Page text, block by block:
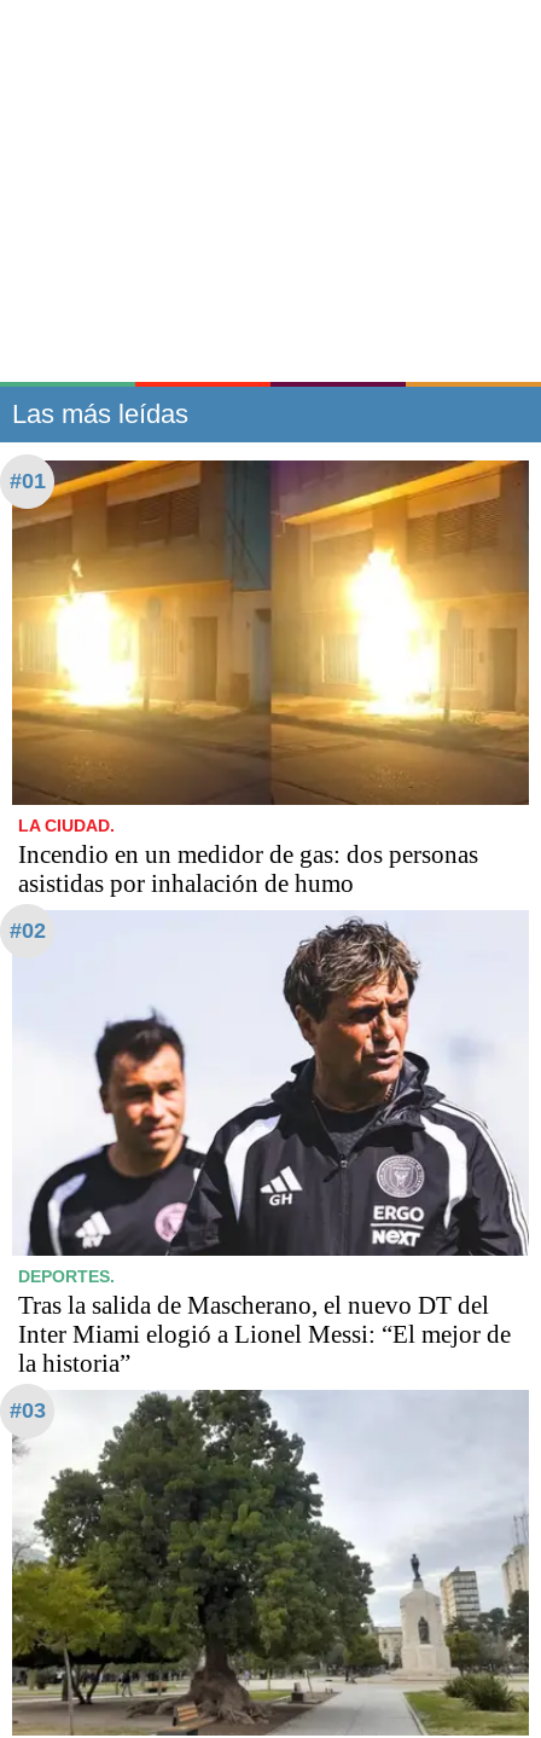
Las más leídas
#01
LA CIUDAD.
Incendio en un medidor de gas: dos personas
asistidas por inhalación de humo
#02
DEPORTES.
Tras la salida de Mascherano, el nuevo DT del
Inter Miami elogió a Lionel Messi: “El mejor de
la historia”
#03